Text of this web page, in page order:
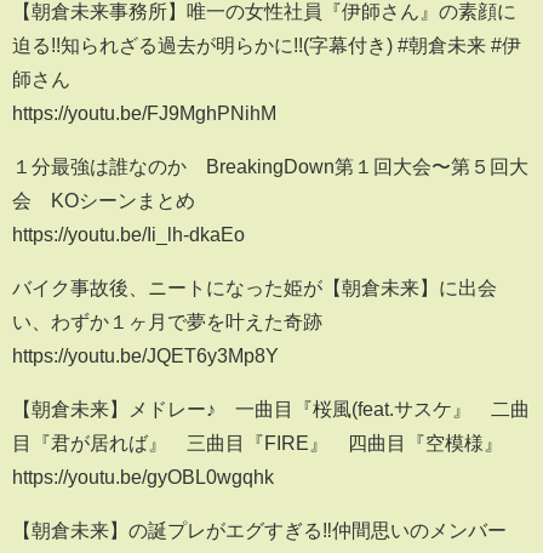
【朝倉未来事務所】唯一の女性社員『伊師さん』の素顔に
迫る!!知られざる過去が明らかに!!(字幕付き) #朝倉未来 #伊
師さん
https://youtu.be/FJ9MghPNihM
１分最強は誰なのか BreakingDown第１回大会〜第５回大
会 KOシーンまとめ
https://youtu.be/Ii_lh-dkaEo
バイク事故後、ニートになった姫が【朝倉未来】に出会
い、わずか１ヶ月で夢を叶えた奇跡
https://youtu.be/JQET6y3Mp8Y
【朝倉未来】メドレー♪ 一曲目『桜風(feat.サスケ』 二曲
目『君が居れば』 三曲目『FIRE』 四曲目『空模様』
https://youtu.be/gyOBL0wgqhk
【朝倉未来】の誕プレがエグすぎる‼️仲間思いのメンバー